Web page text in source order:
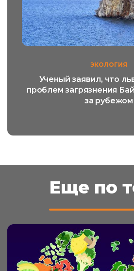
ЭКОЛОГИЯ
Ученый заявил, что
проблем загрязнения
за рубежом
Еще по